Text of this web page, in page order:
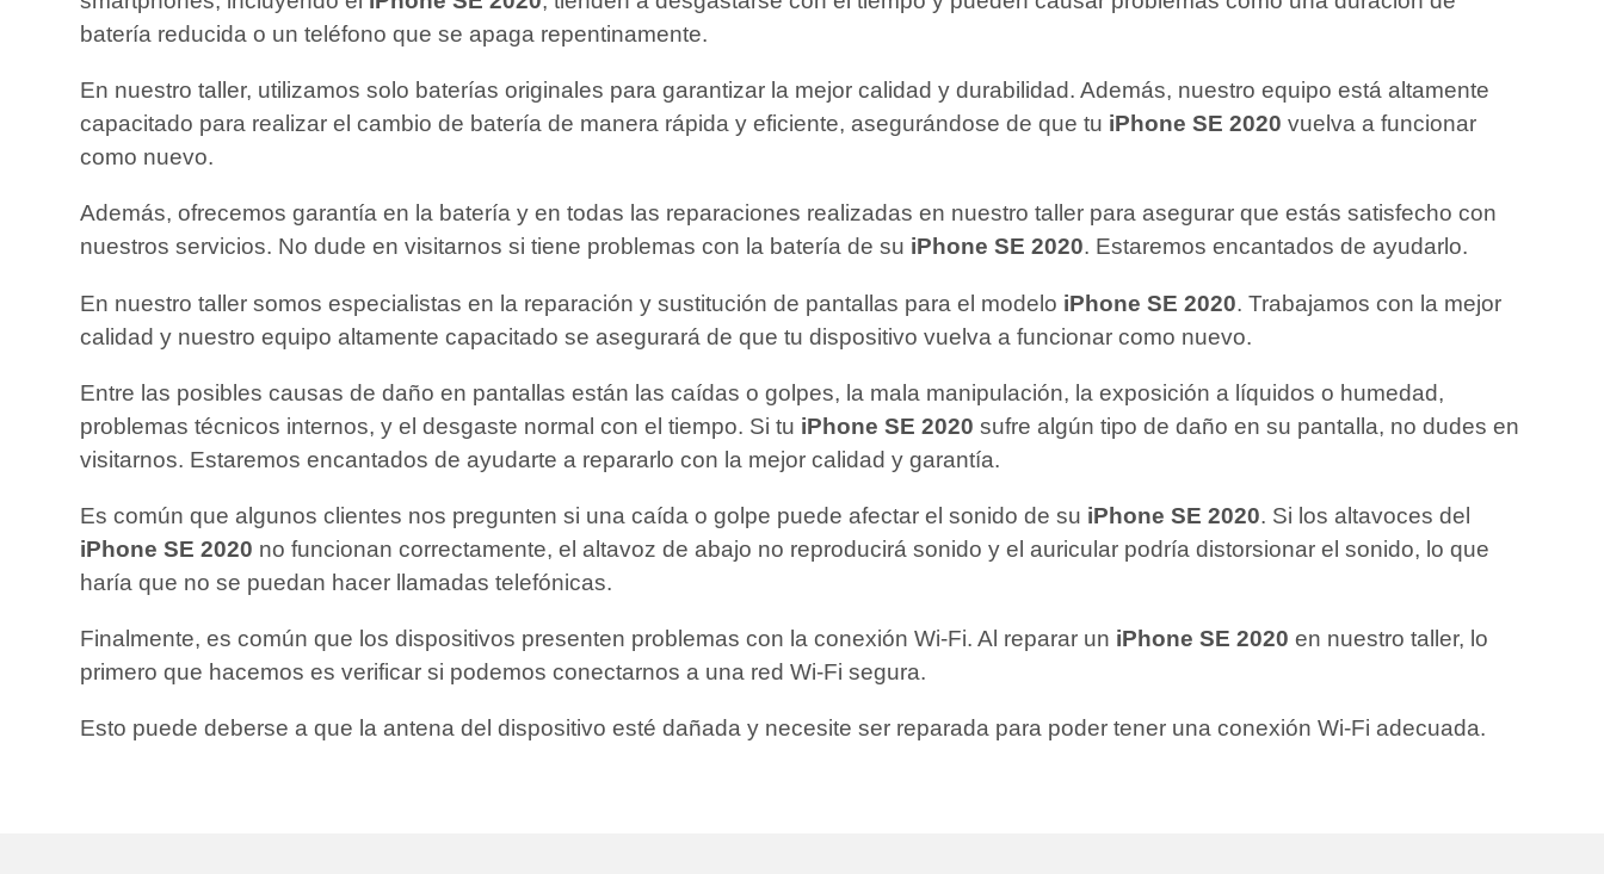
batería reducida o un teléfono que se apaga repentinamente.
En nuestro taller, utilizamos solo baterías originales para garantizar la mejor calidad y durabilidad. Además, nuestro equipo está altamente
capacitado para realizar el cambio de batería de manera rápida y eficiente, asegurándose de que tu iPhone SE 2020 vuelva a funcionar
como nuevo.
Además, ofrecemos garantía en la batería y en todas las reparaciones realizadas en nuestro taller para asegurar que estás satisfecho con
nuestros servicios. No dude en visitarnos si tiene problemas con la batería de su iPhone SE 2020. Estaremos encantados de ayudarlo.
En nuestro taller somos especialistas en la reparación y sustitución de pantallas para el modelo iPhone SE 2020. Trabajamos con la mejor
calidad y nuestro equipo altamente capacitado se asegurará de que tu dispositivo vuelva a funcionar como nuevo.
Entre las posibles causas de daño en pantallas están las caídas o golpes, la mala manipulación, la exposición a líquidos o humedad,
problemas técnicos internos, y el desgaste normal con el tiempo. Si tu iPhone SE 2020 sufre algún tipo de daño en su pantalla, no dudes en
visitarnos. Estaremos encantados de ayudarte a repararlo con la mejor calidad y garantía.
Es común que algunos clientes nos pregunten si una caída o golpe puede afectar el sonido de su iPhone SE 2020. Si los altavoces del
iPhone SE 2020 no funcionan correctamente, el altavoz de abajo no reproducirá sonido y el auricular podría distorsionar el sonido, lo que
haría que no se puedan hacer llamadas telefónicas.
Finalmente, es común que los dispositivos presenten problemas con la conexión Wi-Fi. Al reparar un iPhone SE 2020 en nuestro taller, lo
primero que hacemos es verificar si podemos conectarnos a una red Wi-Fi segura.
Esto puede deberse a que la antena del dispositivo esté dañada y necesite ser reparada para poder tener una conexión Wi-Fi adecuada.